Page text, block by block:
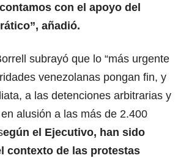
con el apoyo del
añadió.
subrayó que lo “más urgente
venezolanas pongan fin, y
a las detenciones arbitrarias y
alusión a las más de 2.400
egún el Ejecutivo, han sido
contexto de las protestas